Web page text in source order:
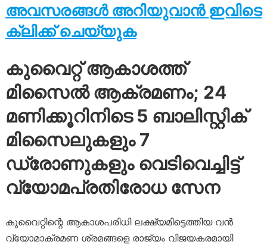
അവസരങ്ങൾ അറിയുവാൻ ഇവിടെ
ക്ലിക്ക് ചെയ്യുക
കുവൈറ്റ് ആകാശത്ത്
മിസൈൽ ആക്രമണം; 24
മണിക്കൂറിനിടെ 5 ബാലിസ്റ്റിക്
മിസൈലുകളും 7
ഡ്രോണുകളും വെടിവെച്ചിട്ട്
വ്യോമപ്രതിരോധ സേന
കുവൈറ്റിന്റെ ആകാശപരിധി ലക്ഷ്യമിട്ടെത്തിയ വൻ
വ്യോമാക്രമണ ശ്രമങ്ങളെ രാജ്യം വിജയകരമായി